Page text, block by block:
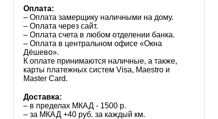
Оплата:
– Оплата замерщику наличными на дому.
– Оплата через сайт.
– Оплата счета в любом отделении банка.
– Оплата в центральном офисе «Окна
Дёшево».
К оплате принимаются наличные, а также,
карты платежных систем Visa, Maestro и
Master Card.
Доставка:
– в пределах МКАД - 1500 р.
– за МКАД +40 руб. за каждый км.